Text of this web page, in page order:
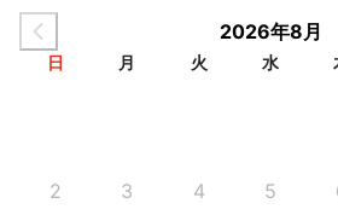
2026年8月
日 月 火 水
2 3 4 5